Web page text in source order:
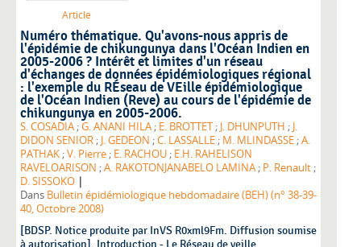
Article
Numéro thématique. Qu'avons-nous appris de
l'épidémie de chikungunya dans l'Océan Indien en
2005-2006 ? Intérêt et limites d'un réseau
d'échanges de données épidémiologiques régional
: l'exemple du RÉseau de VEille épidémiologique
de l'Océan Indien (Reve) au cours de l'épidémie de
chikungunya en 2005-2006.
S. COSADIA ;G. ANANI HILA ; E. BROTTET ; J. DHUNPUTH ; J.
DIDON SENIOR ; J. GEDEON ;C. LASSALLE ; M. MLINDASSE ;A.
PATHAK ;V. Pierre ; E. RACHOU ; E.H. RAHELISON
RAVELOARISON ;A. RAKOTONJANABELO LAMINA ; P. Renault ;
D. SISSOKO |
Dans Bulletin épidémiologique hebdomadaire (BEH) (n° 38-39-
40, Octobre 2008)
[BDSP. Notice produite par InVS R0xml9Fm. Diffusion soumise